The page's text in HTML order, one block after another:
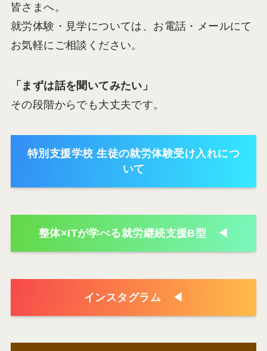
皆さまへ。
就労体験・見学については、お電話・メールにて
お気軽にご相談ください。
「まずは話を聞いてみたい」
その段階からでも大丈夫です。
特別支援学校 生徒の就労体験受け入れにつ
いて
整体×ITが学べる就労継続支援B型 ◀
インスタグラム ◀